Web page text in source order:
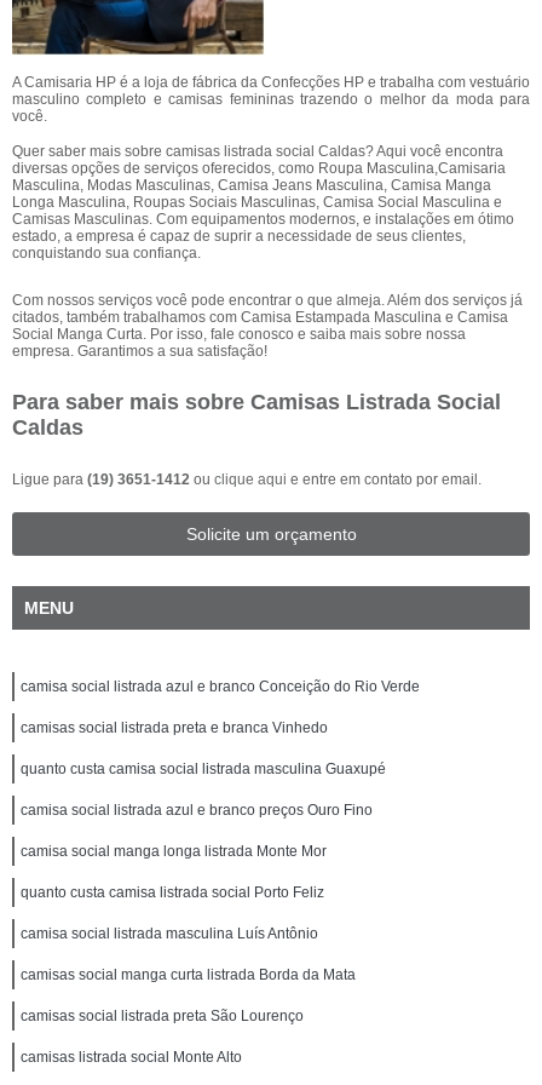
A Camisaria HP é a loja de fábrica da Confecções HP e trabalha com vestuário
masculino completo e camisas femininas trazendo o melhor da moda para
você.
Quer saber mais sobre camisas listrada social Caldas? Aqui você encontra
diversas opções de serviços oferecidos, como Roupa Masculina,Camisaria
Masculina, Modas Masculinas, Camisa Jeans Masculina, Camisa Manga
Longa Masculina, Roupas Sociais Masculinas, Camisa Social Masculina e
Camisas Masculinas. Com equipamentos modernos, e instalações em ótimo
estado, a empresa é capaz de suprir a necessidade de seus clientes,
conquistando sua confiança.
Com nossos serviços você pode encontrar o que almeja. Além dos serviços já
citados, também trabalhamos com Camisa Estampada Masculina e Camisa
Social Manga Curta. Por isso, fale conosco e saiba mais sobre nossa
empresa. Garantimos a sua satisfação!
Para saber mais sobre Camisas Listrada Social
Caldas
Ligue para (19) 3651-1412 ou clique aqui e entre em contato por email.
Solicite um orçamento
MENU
camisa social listrada azul e branco Conceição do Rio Verde
camisas social listrada preta e branca Vinhedo
quanto custa camisa social listrada masculina Guaxupé
camisa social listrada azul e branco preços Ouro Fino
camisa social manga longa listrada Monte Mor
quanto custa camisa listrada social Porto Feliz
camisa social listrada masculina Luís Antônio
camisas social manga curta listrada Borda da Mata
camisas social listrada preta São Lourenço
camisas listrada social Monte Alto